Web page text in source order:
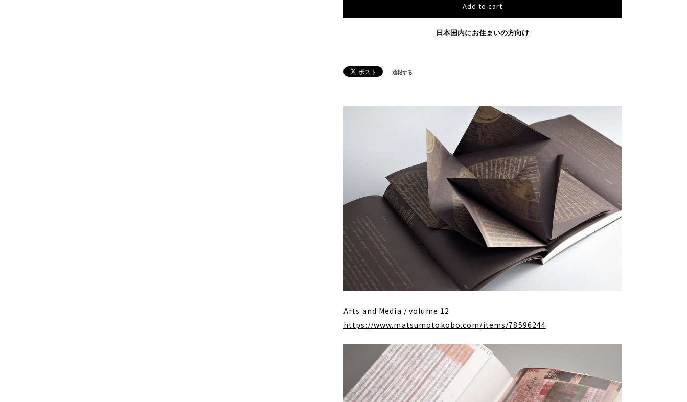
Add to cart
日本国内にお住まいの方向け
通報する
Arts and Media / volume 12
https://www.matsumotokobo.com/items/78596244